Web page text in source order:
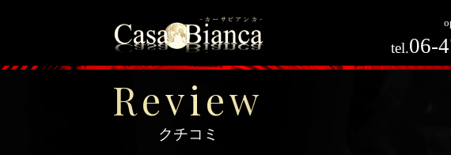
tel.06-
＞お客様レビュー＞お客様レビュー投稿
Review
クチコミ